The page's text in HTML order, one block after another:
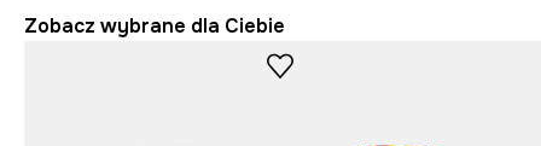
Zobacz wybrane dla Ciebie